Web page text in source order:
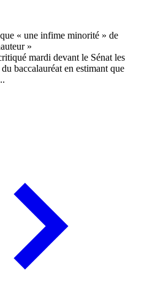
mardi devant le Sénat les
baccalauréat en estimant que